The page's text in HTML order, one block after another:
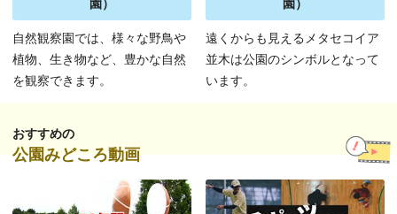
園）
自然観察園では、様々な野鳥や
植物、生き物など、豊かな自然
を観察できます。
園）
遠くからも見えるメタセコイア
並木は公園のシンボルとなって
います。
おすすめの
公園みどころ動画